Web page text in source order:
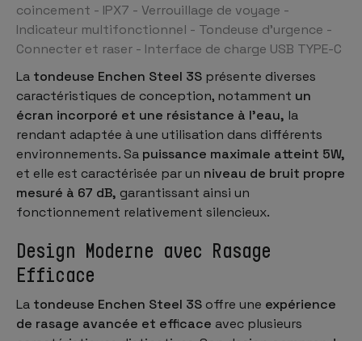
coincement - IPX7 - Verrouillage de voyage -
Indicateur multifonctionnel - Tondeuse d'urgence -
Connecter et raser - Interface de charge USB TYPE-C
La tondeuse Enchen Steel 3S présente diverses
caractéristiques de conception, notamment un
écran incorporé et une résistance à l'eau, la
rendant adaptée à une utilisation dans différents
environnements. Sa puissance maximale atteint 5W,
et elle est caractérisée par un niveau de bruit propre
mesuré à 67 dB, garantissant ainsi un
fonctionnement relativement silencieux.
Design Moderne avec Rasage
Efficace
La tondeuse Enchen Steel 3S offre une expérience
de rasage avancée et efficace avec plusieurs